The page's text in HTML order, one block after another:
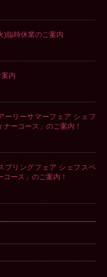
)臨時休業のご案内
内
ーリーサマーフェア シェフ
ーコース」のご案内！
プリングフェア シェフスペ
ース」のご案内！